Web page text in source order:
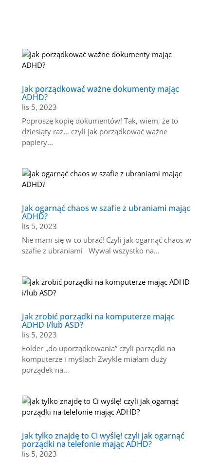
Jak porządkować ważne dokumenty mając
ADHD?
lis 5, 2023
Poproszę kopię dokumentów! Tak, wiem, że to
dziesiąty raz… czyli jak porządkować ważne
papiery...
Jak ogarnąć chaos w szafie z ubraniami mając
ADHD?
lis 5, 2023
Nie mam się w co ubrać! Czyli jak ogarnąć chaos w
szafie z ubraniami Wywal wszystko na...
Jak zrobić porządki na komputerze mając
ADHD i/lub ASD?
lis 5, 2023
Folder „do uporządkowania” czyli porządki na
komputerze i myślach Zwykle miałam duży
porządek na...
Jak tylko znajdę to Ci wyślę! czyli jak ogarnąć
porządki na telefonie mając ADHD?
lis 5, 2023